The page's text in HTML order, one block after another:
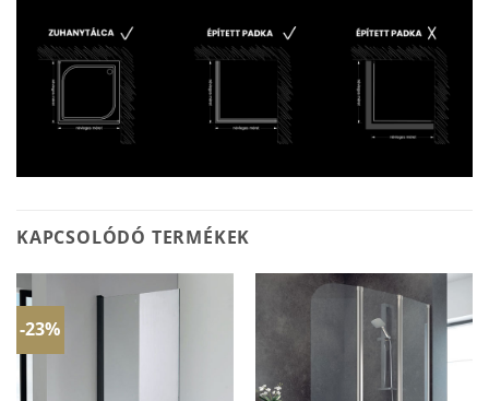
KAPCSOLÓDÓ TERMÉKEK
-23%